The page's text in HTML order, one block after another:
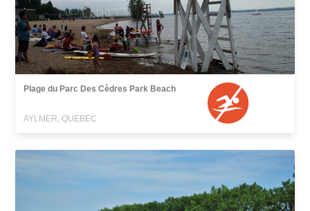
Plage du Parc Des Cèdres Park Beach
AYLMER, QUEBEC